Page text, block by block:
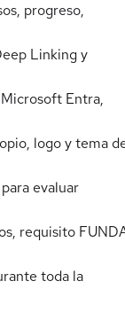
progreso,
Linking y
Entra,
logo y tema
evaluar
requisito
toda la